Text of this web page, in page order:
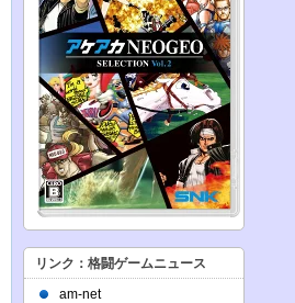
リンク：格闘ゲームニュース
am-net